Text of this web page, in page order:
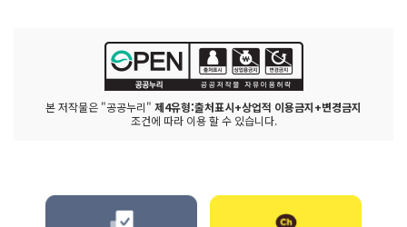
본 저작물은 "공공누리" 제4유형:출처표시+상업적 이용금지+변경금지
조건에 따라 이용 할 수 있습니다.